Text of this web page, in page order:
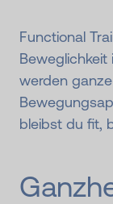
Functional
Beweglichkeit
werden
bleibst du fit,